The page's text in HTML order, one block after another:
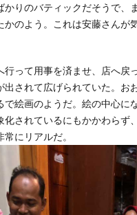
かりのバティックだそうで、
かのよう。これは安藤さんが
って用事を済ませ、店へ戻
出されて広げられていた。お
で絵画のようだ。絵の中心に
化されているにもかかわらず
にリアルだ。